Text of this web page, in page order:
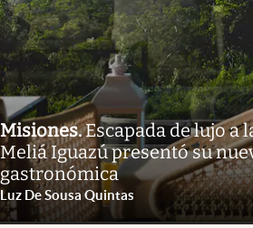
Misiones.Escapada de lujo a
Meliá Iguazú presentó su
gastronómica
Luz De Sousa Quintas